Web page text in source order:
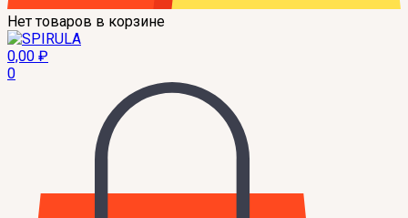
Нет товаров в корзине
0,00 ₽
0